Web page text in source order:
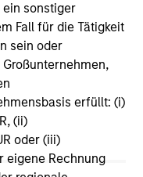
sonstiger
Fall für die Tätigkeit
sein oder
erfüllt: (i)
(ii)
oder (iii)
eigene Rechnung
für Fonds wird
Investmentfonds,
(variable
Fonds,
berechnet, die
Börsennotierte
zu
zusammengefasst.
Risk-Adjusted
die die
eines